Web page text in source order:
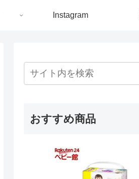
Instagram
おすすめ商品